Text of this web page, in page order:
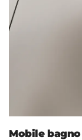
Mobile